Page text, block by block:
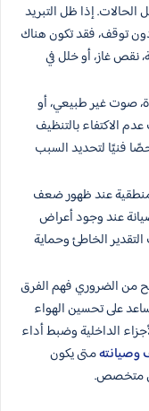
الحالات. إذا ظل التبريد
توقف، فقد تكون هناك
نقص غاز، أو خلل في
صوت غير طبيعي، أو
الاكتفاء بالتنظيف
فنيًا لتحديد السبب
منطقية عند ظهور ضعف
عند وجود أعراض
الخاطئ وحماية
من الضروري فهم الفرق
على تحسين الهواء
الداخلية وضبط أداء
وصيانتهمتى يكون
متخصص.